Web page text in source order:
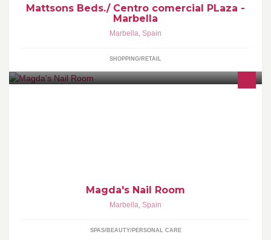
Mattsons Beds./ Centro comercial PLaza -
Marbella
Marbella, Spain
SHOPPING/RETAIL
Magda's Nail Room
Marbella, Spain
SPAS/BEAUTY/PERSONAL CARE